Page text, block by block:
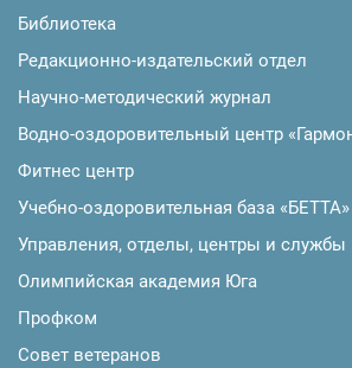
Библиотека
Редакционно-издательский отдел
Научно-методический журнал
Водно-оздоровительный центр
Фитнес центр
Учебно-оздоровительная база «БЕТТА»
Управления, отделы, центры и службы
Олимпийская академия Юга
Профком
Совет ветеранов